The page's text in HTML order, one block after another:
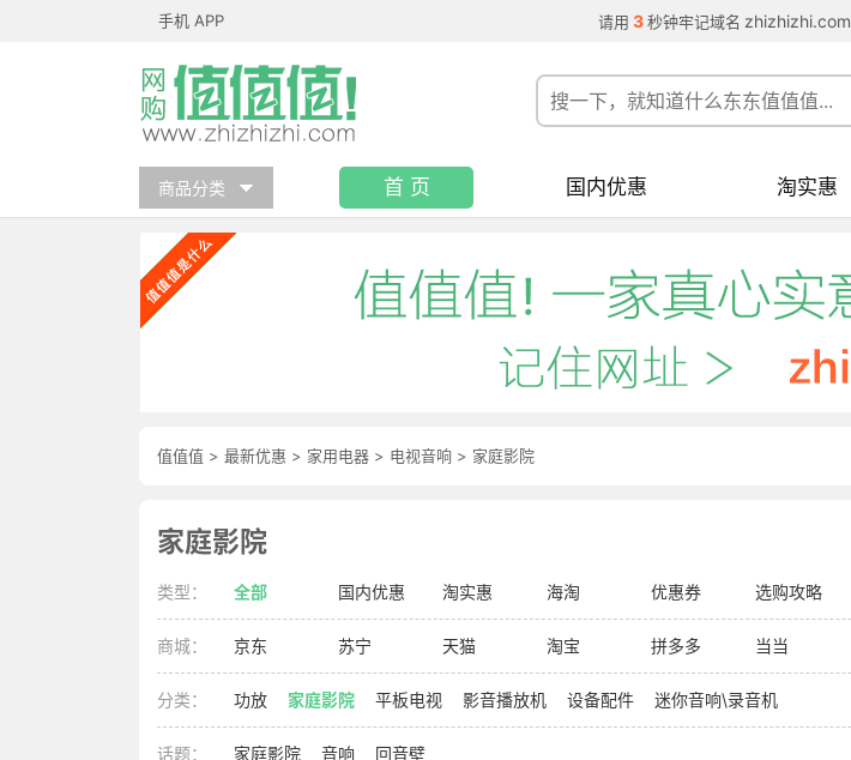
手机 APP 请用 3 秒钟牢记域名 zhizhizhi.com
商品分类 首 页 国内优惠 淘实惠
值值值 > 最新优惠 > 家用电器 > 电视音响 > 家庭影院
家庭影院
类型： 全部 国内优惠 淘实惠 海淘 优惠券 选购攻略
商城： 京东 苏宁 天猫 淘宝 拼多多 当当
分类： 功放 家庭影院 平板电视 影音播放机 设备配件 迷你音响\录音机
话题： 家庭影院 音响 回音壁